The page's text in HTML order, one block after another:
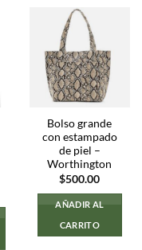
Bolso grande
con estampado
de piel –
Worthington
$500.00
AÑADIR AL
CARRITO